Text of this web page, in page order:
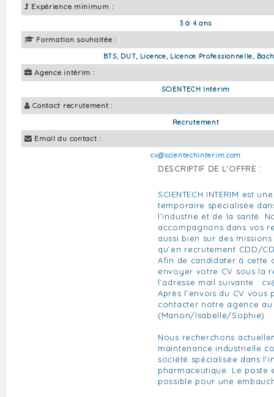
Expérience minimum :
3 à 4 ans
Formation souhaitée :
BTS, DUT, Licence, Licence Professionnelle,
Agence intérim :
SCIENTECH Intérim
Contact recrutement :
Recrutement
Email du contact :
cv@scientechinterim.com
DESCRIPTIF DE L'OFFRE :
SCIENTECH INTERIM est
temporaire spécialisée
l’industrie et de la santé.
accompagnons dans vos
aussi bien sur des
qu’en recrutement CDD/
Afin de candidater à cette
envoyer votre CV sous la
l’adresse mail suivante :
Après l’envois du CV vous
contacter notre agence au
(Manon/Isabelle/Sophie).
Nous recherchons
maintenance industrielle
société spécialisée dans
pharmaceutique. Le poste
possible pour une